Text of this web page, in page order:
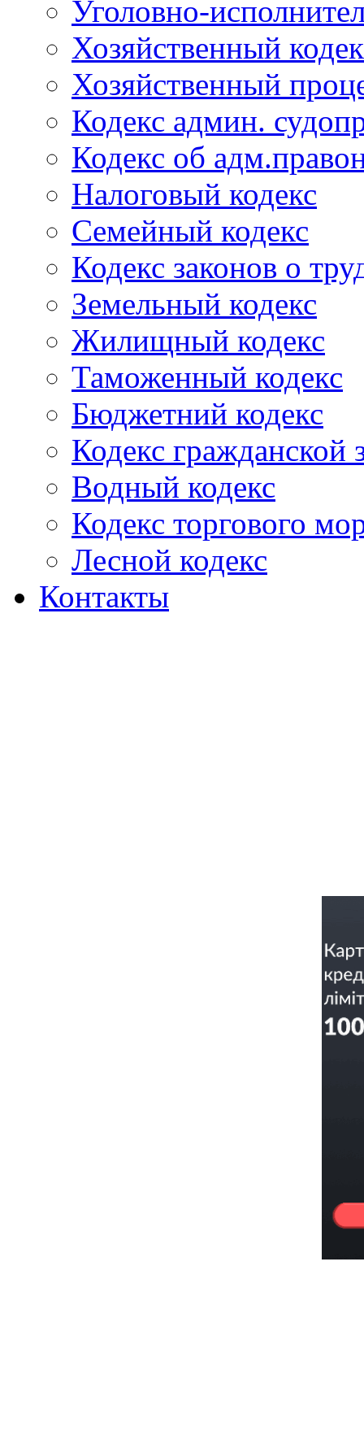
Уголовно-
Хозяйственный
Хозяйственный
Кодекс админ.
Кодекс об
Налоговый кодекс
Семейный кодекс
Кодекс законов о
Земельный кодекс
Жилищный кодекс
Таможенный кодекс
Бюджетний кодекс
Кодекс гражданской
Водный кодекс
Кодекс торгового
Лесной кодекс
Контакты